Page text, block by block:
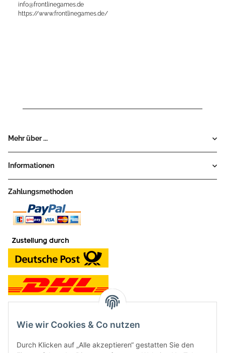
info@frontlinegames.de
https://www.frontlinegames.de/
Mehr über ...
Informationen
Zahlungsmethoden
Neben dem Onlineshop haben wir ein Ladengeschäft in Hütten:
Wie wir Cookies & Co nutzen
Durch Klicken auf „Alle akzeptieren“ gestatten Sie den